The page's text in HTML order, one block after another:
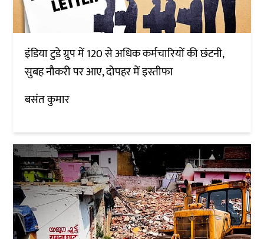
इंडिया टुडे ग्रुप में 120 से अधिक कर्मचारियों की छंटनी,
सुबह नौकरी पर आए, दोपहर में इस्तीफा
बसंत कुमार